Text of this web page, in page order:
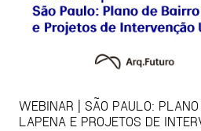
WEBINAR | SÃO PAULO:
LAPENA E PROJETOS DE